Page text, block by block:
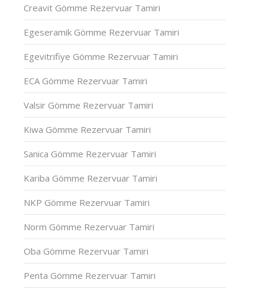
Creavit Gömme Rezervuar Tamiri
Egeseramik Gömme Rezervuar Tamiri
Egevitrifiye Gömme Rezervuar Tamiri
ECA Gömme Rezervuar Tamiri
Valsir Gömme Rezervuar Tamiri
Kiwa Gömme Rezervuar Tamiri
Sanica Gömme Rezervuar Tamiri
Kariba Gömme Rezervuar Tamiri
NKP Gömme Rezervuar Tamiri
Norm Gömme Rezervuar Tamiri
Oba Gömme Rezervuar Tamiri
Penta Gömme Rezervuar Tamiri